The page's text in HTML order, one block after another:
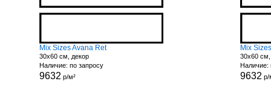
Mix Sizes Avana Ret
30x60 см, декор
Наличие: по запросу
9632 р/м²
Mix
30x60
Наличие:
9632 р/